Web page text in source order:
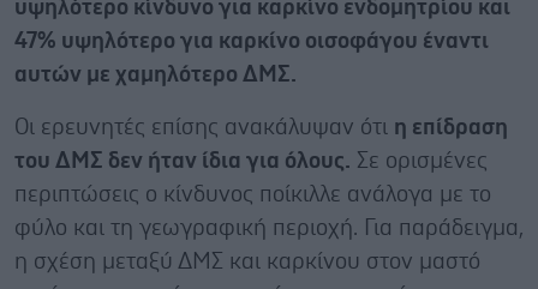
υψηλότερο κίνδυνο για καρκίνο ενδομητρίου και
47% υψηλότερο για καρκίνο οισοφάγου έναντι
αυτών με χαμηλότερο ΔΜΣ.
Οι ερευνητές επίσης ανακάλυψαν ότι η επίδραση
του ΔΜΣ δεν ήταν ίδια για όλους. Σε ορισμένες
περιπτώσεις ο κίνδυνος ποίκιλλε ανάλογα με το
φύλο και τη γεωγραφική περιοχή. Για παράδειγμα,
η σχέση μεταξύ ΔΜΣ και καρκίνου στον μαστό